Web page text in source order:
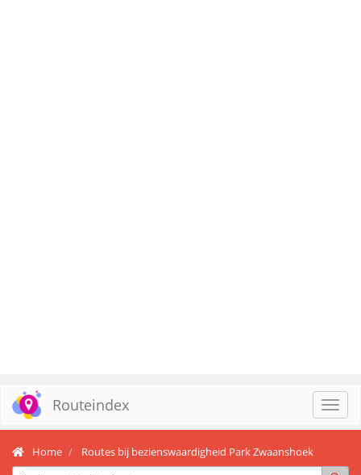
Routeindex
Home Routes bij bezienswaardigheid Park Zwaanshoek